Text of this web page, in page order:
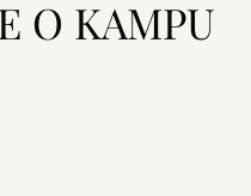
O KAMPU